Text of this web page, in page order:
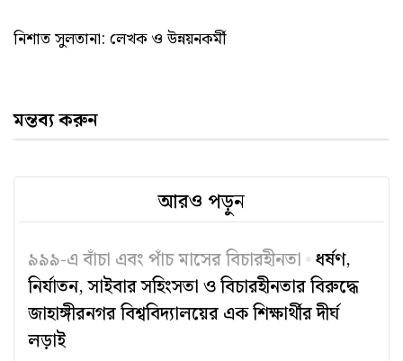
নিশাত সুলতানা: লেখক ও উন্নয়নকর্মী
মন্তব্য করুন
আরও পড়ুন
৯৯৯-এ বাঁচা এবং পাঁচ মাসের বিচারহীনতা ধর্ষণ,
নির্যাতন, সাইবার সহিংসতা ও বিচারহীনতার বিরুদ্ধে
জাহাঙ্গীরনগর বিশ্ববিদ্যালয়ের এক শিক্ষার্থীর দীর্ঘ
লড়াই